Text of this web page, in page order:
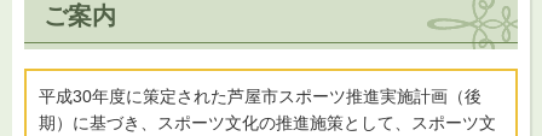
ご案内
平成30年度に策定された芦屋市スポーツ推進実施計画（後
期）に基づき、スポーツ文化の推進施策として、スポーツ文